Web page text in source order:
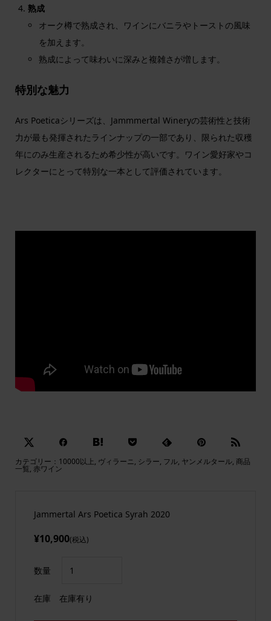
熟成
オーク樽で熟成され、ワインにバニラやトーストの風味
を加えます。
熟成によって味わいに深みと複雑さが増します。
特別な魅力
Ars Poeticaシリーズは、Jammmertal Wineryの芸術性と技術
力が最も発揮されたラインナップの一部であり、限られた収穫
年にのみ生産されるため希少性が高いです。ワイン愛好家やコ
レクターにとって特別な一本として評価されています。
カテゴリー： 10000以上, ヴィラーニ, シラー, フル, ヤンメルタール, 商品
一覧, 赤ワイン
Jammertal Ars Poetica Syrah 2020
¥10,900(税込)
数量
在庫 在庫有り